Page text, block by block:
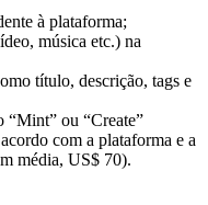
à plataforma;
música etc.) na
título, descrição, tags e
“Mint” ou “Create”
com a plataforma e a
média, US$ 70).